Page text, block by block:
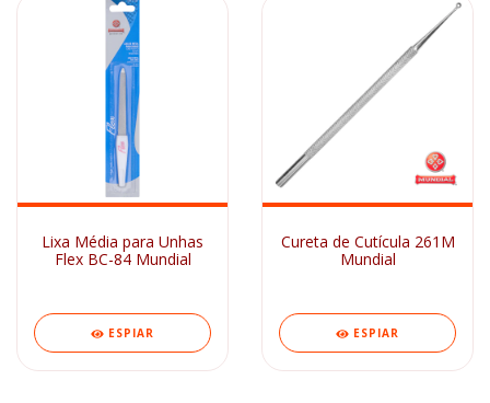
Lixa Média para Unhas
Flex BC-84 Mundial
ESPIAR
Cureta de Cutícula 261M
Mundial
ESPIAR